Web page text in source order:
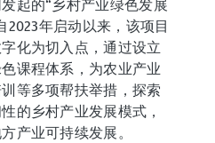
起的“乡村产业绿色发展
2023年启动以来，该项目
化为切入点，通过设立
课程体系，为农业产业
等多项帮扶举措，探索
的乡村产业发展模式，
产业可持续发展。